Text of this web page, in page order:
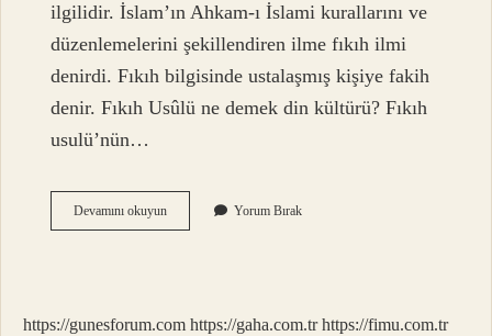
ilgilidir. İslam’ın Ahkam-ı İslami kurallarını ve
düzenlemelerini şekillendiren ilme fıkıh ilmi
denirdi. Fıkıh bilgisinde ustalaşmış kişiye fakih
denir. Fıkıh Usûlü ne demek din kültürü? Fıkıh
usulü’nün…
Devamını okuyunFıkıh
Nedir
Yorum Bırak
https://gunesforum.com https://gaha.com.tr https://fimu.com.tr